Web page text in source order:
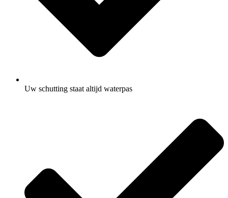
Uw schutting staat altijd waterpas